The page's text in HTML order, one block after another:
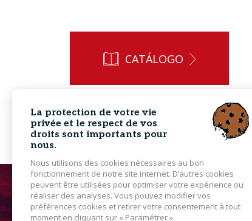
CATÁLOGO
La protection de votre vie
privée et le respect de vos
droits sont importants pour
nous.
Nous utilisons des cookies nécessaires au bon
fonctionnement de notre site internet. D’autres cookies
peuvent être utilisées pour optimiser votre expérience ou
réaliser des analyses. Vous pouvez modifier vos
préférences cookies et retirer votre consentement à tout
moment en cliquant sur « Paramétrer ».